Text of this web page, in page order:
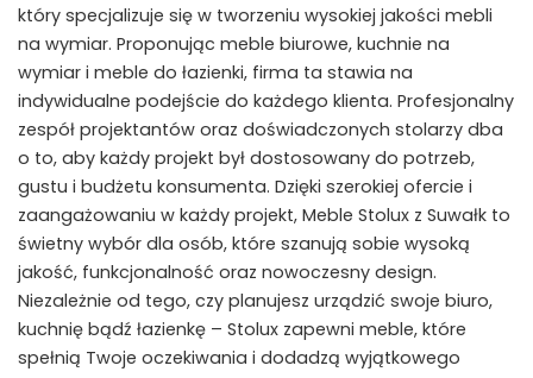
który specjalizuje się w tworzeniu wysokiej jakości mebli
na wymiar. Proponując meble biurowe, kuchnie na
wymiar i meble do łazienki, firma ta stawia na
indywidualne podejście do każdego klienta. Profesjonalny
zespół projektantów oraz doświadczonych stolarzy dba
o to, aby każdy projekt był dostosowany do potrzeb,
gustu i budżetu konsumenta. Dzięki szerokiej ofercie i
zaangażowaniu w każdy projekt, Meble Stolux z Suwałk to
świetny wybór dla osób, które szanują sobie wysoką
jakość, funkcjonalność oraz nowoczesny design.
Niezależnie od tego, czy planujesz urządzić swoje biuro,
kuchnię bądź łazienkę – Stolux zapewni meble, które
spełnią Twoje oczekiwania i dodadzą wyjątkowego